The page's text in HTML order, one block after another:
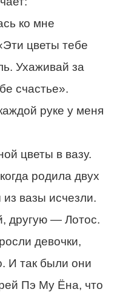
ко мне
цветы тебе
Ухаживай за
счастье».
руке у меня
цветы в вазу.
родила двух
вазы исчезли.
другую — Лотос.
девочки,
И так были они
Пэ Му Ёна, что